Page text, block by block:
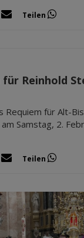
Teilen
für Reinhold
Requiem für Alt-
Samstag, 2.
Teilen